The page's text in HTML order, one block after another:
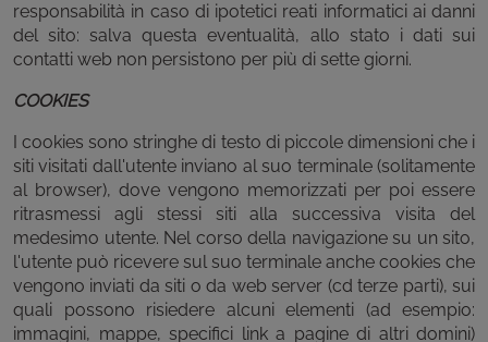
responsabilità in caso di ipotetici reati informatici ai danni
del sito: salva questa eventualità, allo stato i dati sui
contatti web non persistono per più di sette giorni.
COOKIES
I cookies sono stringhe di testo di piccole dimensioni che i
siti visitati dall'utente inviano al suo terminale (solitamente
al browser), dove vengono memorizzati per poi essere
ritrasmessi agli stessi siti alla successiva visita del
medesimo utente. Nel corso della navigazione su un sito,
l'utente può ricevere sul suo terminale anche cookies che
vengono inviati da siti o da web server (cd terze parti), sui
quali possono risiedere alcuni elementi (ad esempio:
immagini, mappe, specifici link a pagine di altri domini)